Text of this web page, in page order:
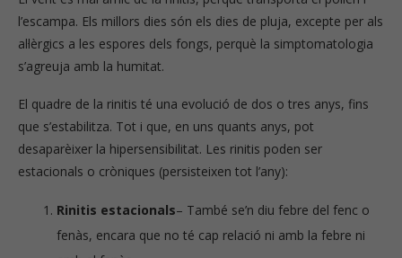
l’escampa. Els millors dies són els dies de pluja, excepte per als
al·lèrgics a les espores dels fongs, perquè la simptomatologia
s’agreuja amb la humitat.
El quadre de la rinitis té una evolució de dos o tres anys, fins
que s’estabilitza. Tot i que, en uns quants anys, pot
desaparèixer la hipersensibilitat. Les rinitis poden ser
estacionals o cròniques (persisteixen tot l’any):
Rinitis estacionals– També se’n diu febre del fenc o
fenàs, encara que no té cap relació ni amb la febre ni